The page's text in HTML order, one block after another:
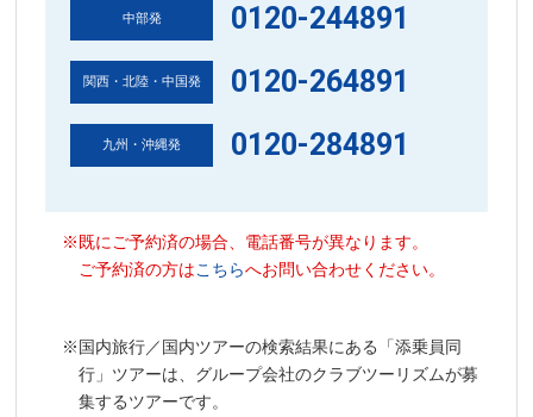
中部発 0120-244891
関西・北陸・中国発 0120-264891
九州・沖縄発 0120-284891
※既にご予約済の場合、電話番号が異なります。
ご予約済の方はこちらへお問い合わせください。
※国内旅行／国内ツアーの検索結果にある「添乗員同
行」ツアーは、グループ会社のクラブツーリズムが募
集するツアーです。